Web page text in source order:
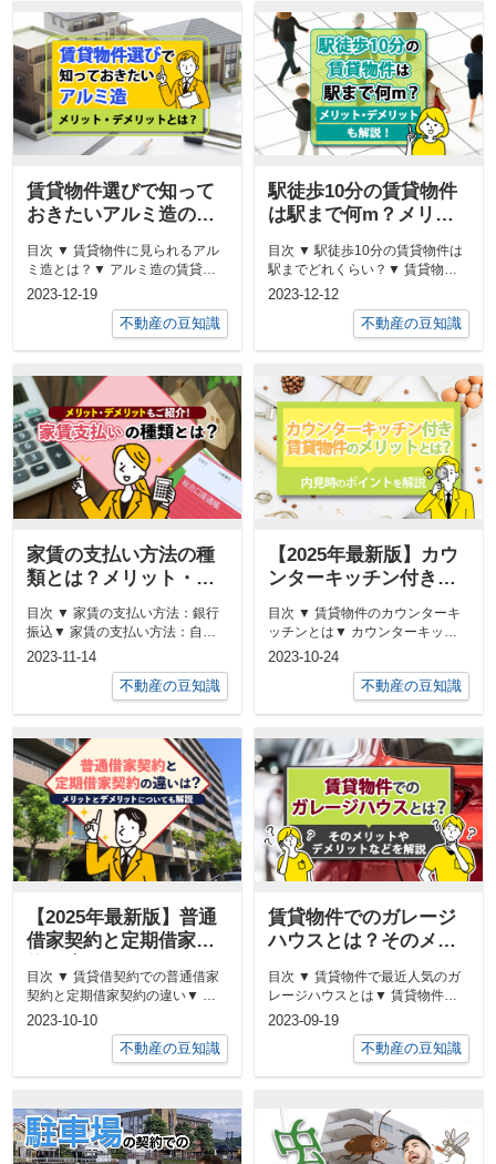
賃貸物件選びで知って
おきたいアルミ造のメ
は？
目次 ▼ 賃貸物件に見られるアル
ミ造とは？▼ アルミ造の賃貸物
件に住むメリット▼ アルミ造の
2023-12-19
不動産の豆知識
駅徒歩10分の賃貸物件
は駅まで何m？メリッ
説！
目次 ▼ 駅徒歩10分の賃貸物件は
駅までどれくらい？▼ 賃貸物件
の表示で「駅徒歩10分」が目安
2023-12-12
不動産の豆知識
家賃の支払い方法の種
類とは？メリット・デ
目次 ▼ 家賃の支払い方法：銀行
振込▼ 家賃の支払い方法：自動
引き落とし▼ 家賃の支払い方
2023-11-14
不動産の豆知識
【2025年最新版】カウ
ンターキッチン付き賃
は？ 内見時のポイント
を解説
目次 ▼ 賃貸物件のカウンターキ
ッチンとは▼ カウンターキッチ
ン付き賃貸物件のメリット・デメ
2023-10-24
不動産の豆知識
【2025年最新版】普通
借家契約と定期借家契
約の違いは？メリット
とデメリットについて
も解説
目次 ▼ 賃貸借契約での普通借家
契約と定期借家契約の違い▼ 普
通借家契約と定期借家契約のメリ
2023-10-10
不動産の豆知識
賃貸物件でのガレージ
ハウスとは？そのメリ
を解説
目次 ▼ 賃貸物件で最近人気のガ
レージハウスとは▼ 賃貸物件の
ガレージハウスのメリットとデメ
2023-09-19
不動産の豆知識